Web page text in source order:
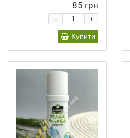
85 грн
+
-
Купити